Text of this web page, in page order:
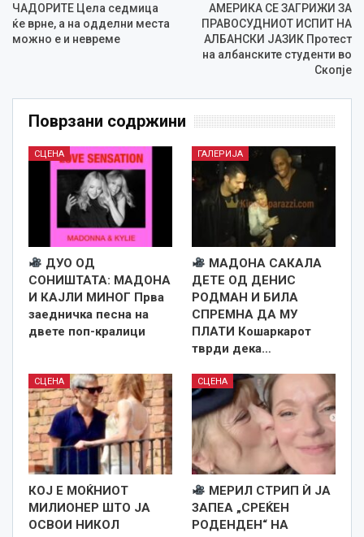
ЧАДОРИТЕ Цела седмица
ќе врне, а на одделни места
можно е и невреме
АМЕРИКА СЕ ЗАГРИЖИ ЗА
ПРАВОСУДНИОТ ИСПИТ НА
АЛБАНСКИ ЈАЗИК Протест
на албанските студенти во
Скопје
Поврзани содржини
СЦЕНА
ДУО ОД
СОНИШТАТА: МАДОНА
И КАЈЛИ МИНОГ Прва
заедничка песна на
двете поп-кралици
ГАЛЕРИЈА
МАДОНА САКАЛА
ДЕТЕ ОД ДЕНИС
РОДМАН И БИЛА
СПРЕМНА ДА МУ
ПЛАТИ Кошаркарот
тврди дека…
СЦЕНА
КОЈ Е МОЌНИОТ
МИЛИОНЕР ШТО ЈА
ОСВОИ НИКОЛ
СЦЕНА
МЕРИЛ СТРИП Ѝ ЈА
ЗАПЕА „СРЕЌЕН
РОДЕНДЕН“ НА